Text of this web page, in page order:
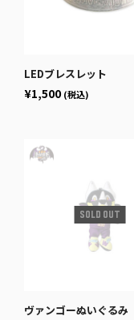
LEDブレスレット
¥1,500 (税込)
ヴァンゴーぬいぐるみ